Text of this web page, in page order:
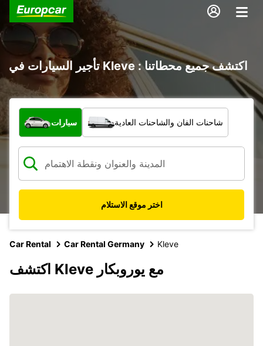
تأجير السيارات في Kleve : اكتشف جميع محطاتنا
ما نوع المركبة؟
سيارات شاحنات الفان والشاحنات العادية
اختر موقع الاستلام
Car Rental Car Rental Germany Kleve
اكتشف Kleve مع يوروبكار